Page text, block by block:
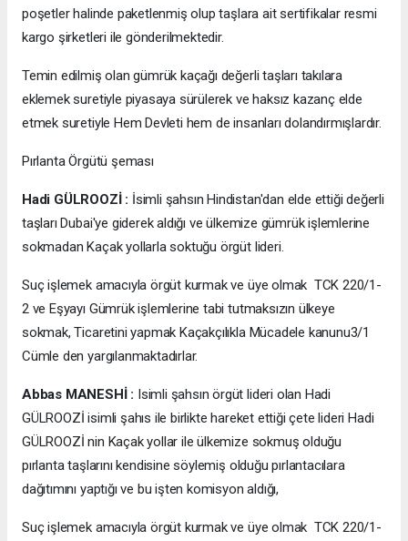
poşetler halinde paketlenmiş olup taşlara ait sertifikalar resmi
kargo şirketleri ile gönderilmektedir.
Temin edilmiş olan gümrük kaçağı değerli taşları takılara
eklemek suretiyle piyasaya sürülerek ve haksız kazanç elde
etmek suretiyle Hem Devleti hem de insanları dolandırmışlardır.
Pırlanta Örgütü şeması
Hadi GÜLROOZİ : İsimli şahsın Hindistan'dan elde ettiği değerli
taşları Dubai'ye giderek aldığı ve ülkemize gümrük işlemlerine
sokmadan Kaçak yollarla soktuğu örgüt lideri.
Suç işlemek amacıyla örgüt kurmak ve üye olmak TCK 220/1-
2 ve Eşyayı Gümrük işlemlerine tabi tutmaksızın ülkeye
sokmak, Ticaretini yapmak Kaçakçılıkla Mücadele kanunu3/1
Cümle den yargılanmaktadırlar.
Abbas MANESHİ : Isimli şahsın örgüt lideri olan Hadi
GÜLROOZİ isimli şahıs ile birlikte hareket ettiği çete lideri Hadi
GÜLROOZİ nin Kaçak yollar ile ülkemize sokmuş olduğu
pırlanta taşlarını kendisine söylemiş olduğu pırlantacılara
dağıtımını yaptığı ve bu işten komisyon aldığı,
Suç işlemek amacıyla örgüt kurmak ve üye olmak TCK 220/1-